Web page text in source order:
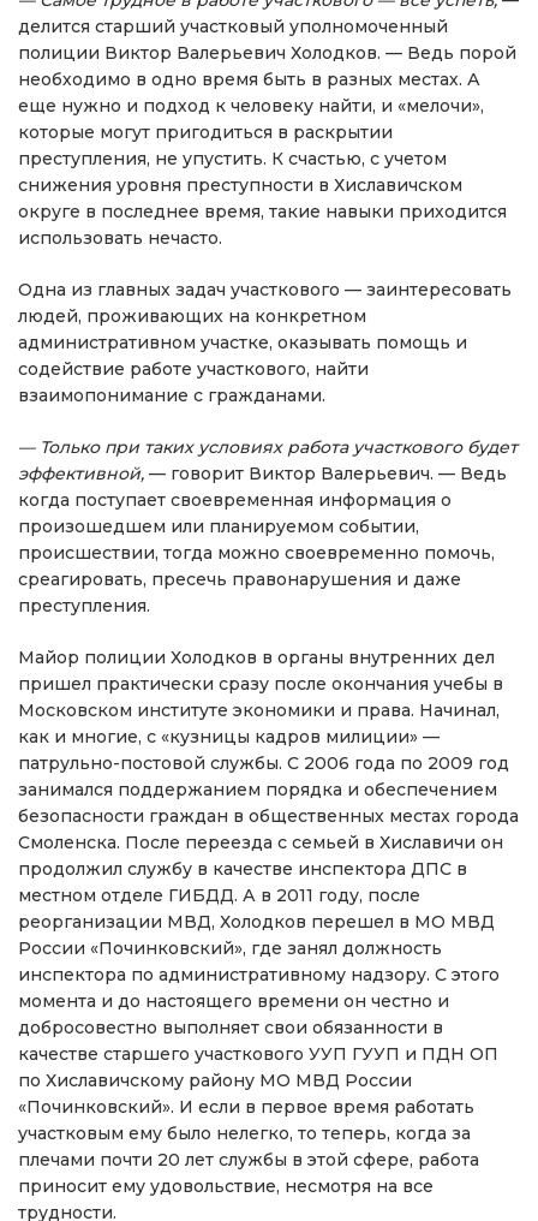
делится старший участковый уполномоченный
полиции Виктор Валерьевич Холодков. — Ведь порой
необходимо в одно время быть в разных местах. А
еще нужно и подход к человеку найти, и «мелочи»,
которые могут пригодиться в раскрытии
преступления, не упустить. К счастью, с учетом
снижения уровня преступности в Хиславичском
округе в последнее время, такие навыки приходится
использовать нечасто.
Одна из главных задач участкового — заинтересовать
людей, проживающих на конкретном
административном участке, оказывать помощь и
содействие работе участкового, найти
взаимопонимание с гражданами.
— Только при таких условиях работа участкового будет
эффективной, — говорит Виктор Валерьевич. — Ведь
когда поступает своевременная информация о
произошедшем или планируемом событии,
происшествии, тогда можно своевременно помочь,
среагировать, пресечь правонарушения и даже
преступления.
Майор полиции Холодков в органы внутренних дел
пришел практически сразу после окончания учебы в
Московском институте экономики и права. Начинал,
как и многие, с «кузницы кадров милиции» —
патрульно-постовой службы. С 2006 года по 2009 год
занимался поддержанием порядка и обеспечением
безопасности граждан в общественных местах города
Смоленска. После переезда с семьей в Хиславичи он
продолжил службу в качестве инспектора ДПС в
местном отделе ГИБДД. А в 2011 году, после
реорганизации МВД, Холодков перешел в МО МВД
России «Починковский», где занял должность
инспектора по административному надзору. С этого
момента и до настоящего времени он честно и
добросовестно выполняет свои обязанности в
качестве старшего участкового УУП ГУУП и ПДН ОП
по Хиславичскому району МО МВД России
«Починковский». И если в первое время работать
участковым ему было нелегко, то теперь, когда за
плечами почти 20 лет службы в этой сфере, работа
приносит ему удовольствие, несмотря на все
трудности.